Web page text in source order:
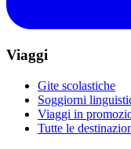
Viaggi
Gite scolastiche
Soggiorni
Viaggi in
Tutte le